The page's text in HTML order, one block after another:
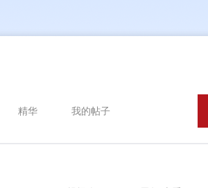
精华 我的帖子